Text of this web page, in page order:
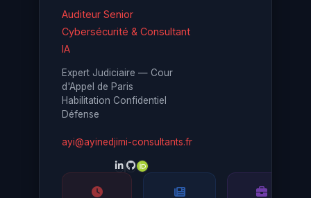
Auditeur Senior
Cybersécurité & Consultant
IA
Expert Judiciaire — Cour
d'Appel de Paris
Habilitation Confidentiel
Défense
ayi@ayinedjimi-consultants.fr